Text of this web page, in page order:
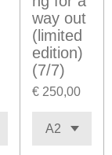
way out
(limited
edition)
(7/7)
€ 250,00